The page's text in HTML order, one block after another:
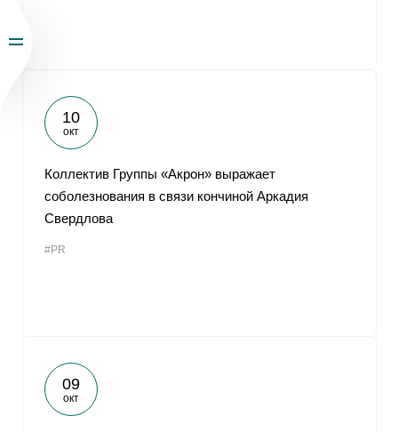
10
окт
Коллектив Группы «Акрон» выражает
соболезнования в связи кончиной Аркадия
Свердлова
#PR
09
окт